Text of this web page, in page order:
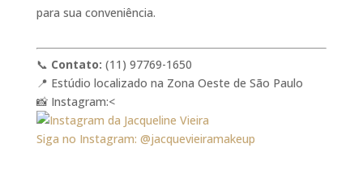
para sua conveniência.
📞 Contato: (11) 97769-1650
📍 Estúdio localizado na Zona Oeste de São Paulo
📸 Instagram:<
Siga no Instagram: @jacquevieiramakeup